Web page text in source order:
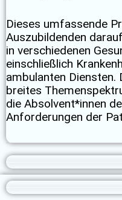
Dieses umfassende
Auszubildenden
in verschiedenen
einschließlich
ambulanten Diensten.
breites
die Absolvent*innen
Anforderungen der